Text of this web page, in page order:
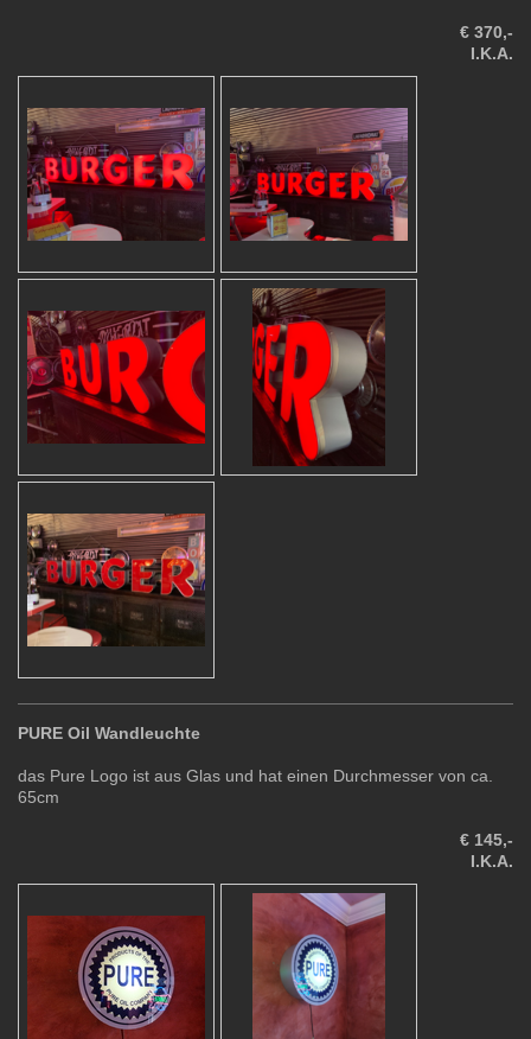
€ 370,-
I.K.A.
PURE Oil Wandleuchte
das Pure Logo ist aus Glas und hat einen Durchmesser von ca.
65cm
€ 145,-
I.K.A.